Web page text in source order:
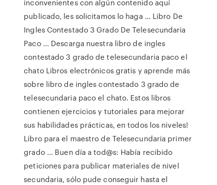
inconvenientes con algún contenido aquí
publicado, les solicitamos lo haga … Libro De
Ingles Contestado 3 Grado De Telesecundaria
Paco ... Descarga nuestra libro de ingles
contestado 3 grado de telesecundaria paco el
chato Libros electrónicos gratis y aprende más
sobre libro de ingles contestado 3 grado de
telesecundaria paco el chato. Estos libros
contienen ejercicios y tutoriales para mejorar
sus habilidades prácticas, en todos los niveles!
Libro para el maestro de Telesecundaria primer
grado ... Buen día a tod@s: Había recibido
peticiones para publicar materiales de nivel
secundaria, sólo pude conseguir hasta el